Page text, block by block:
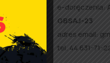
e-doręczenia:
GBSAJ-23
adres email:
tel. 44 631-71-